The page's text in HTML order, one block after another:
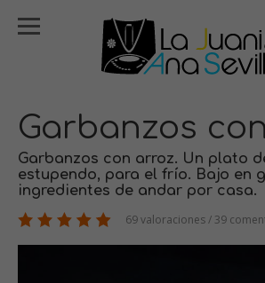
Garbanzos
Garbanzos con arroz. Un plato
estupendo, para el frío. Bajo en
ingredientes de andar por casa.
69 valoraciones / 39